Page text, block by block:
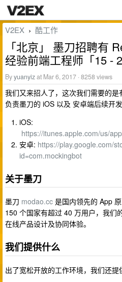
V2EX › 酷工作
「北京」 墨刀招聘有
经验前端工程师「15 -
Byyuanyizat Mar 6, 2017 · 8258 views
我们又来招人了，这次我们需要的
负责墨刀的 iOS 以及 安卓端后续开
iOS:
https://itunes.apple.com/us/
安卓: https://play.google.com/
id=com.mockingbot
关于墨刀
墨刀 modao.cc 是国内领先的 App
150 个国家有超过 40 万用户，我们
在线产品设计及协同体验。
我们提供什么
出了宽松开放的工作环境，我们还提